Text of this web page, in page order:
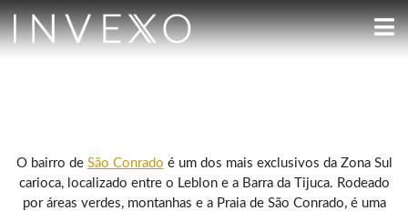
O bairro de São Conrado é um dos mais exclusivos da Zona Sul
carioca, localizado entre o Leblon e a Barra da Tijuca. Rodeado
por áreas verdes, montanhas e a Praia de São Conrado, é uma